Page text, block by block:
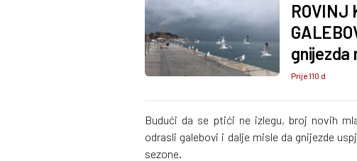
ROVINJ
gnijezda
Prije 110 d
Budući da se ptići ne izlegu, broj novih
odrasli galebovi i dalje misle da gnijezde
sezone.